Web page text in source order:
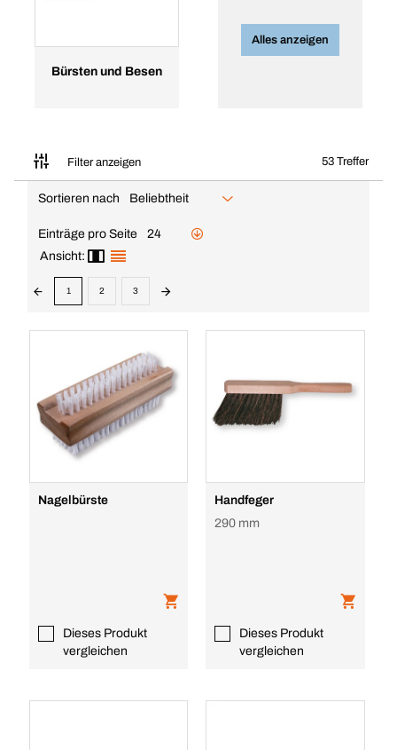
Bürsten und Besen
Alles anzeigen
Filter anzeigen 53 Treffer
Sortieren nach Beliebtheit
Einträge pro Seite
24
Ansicht:
1 2 3
Nagelbürste
Dieses Produkt
vergleichen
Handfeger
290 mm
Dieses Produkt
vergleichen